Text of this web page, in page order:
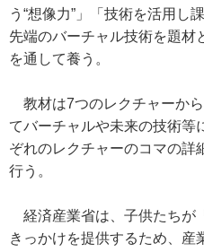
う“想像力”」「技術を活用し
先端のバーチャル技術を題材
を通して養う。
教材は7つのレクチャーか
てバーチャルや未来の技術等
ぞれのレクチャーのコマの詳
行う。
経済産業省は、子供たちが
きっかけを提供するため、産